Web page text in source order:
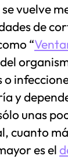
vuelve
de
“
y
unas
cuanto
es el